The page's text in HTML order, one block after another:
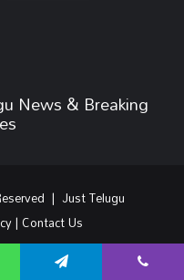
News & Breaking
| Just Telugu
| Contact Us
YouTube Instagram